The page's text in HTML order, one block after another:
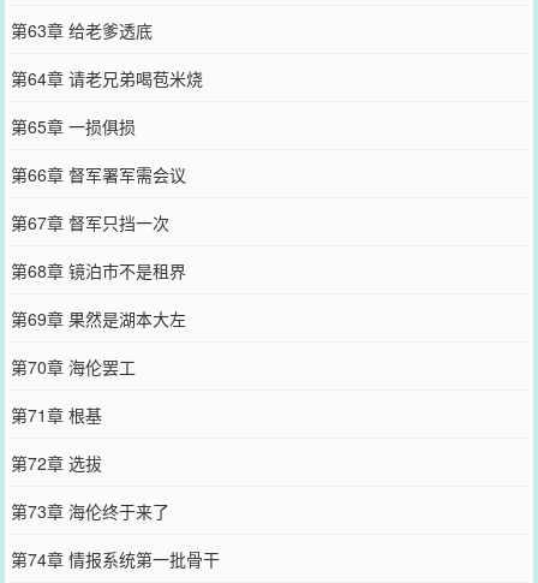
第63章 给老爹透底
第64章 请老兄弟喝苞米烧
第65章 一损俱损
第66章 督军署军需会议
第67章 督军只挡一次
第68章 镜泊市不是租界
第69章 果然是湖本大左
第70章 海伦罢工
第71章 根基
第72章 选拔
第73章 海伦终于来了
第74章 情报系统第一批骨干